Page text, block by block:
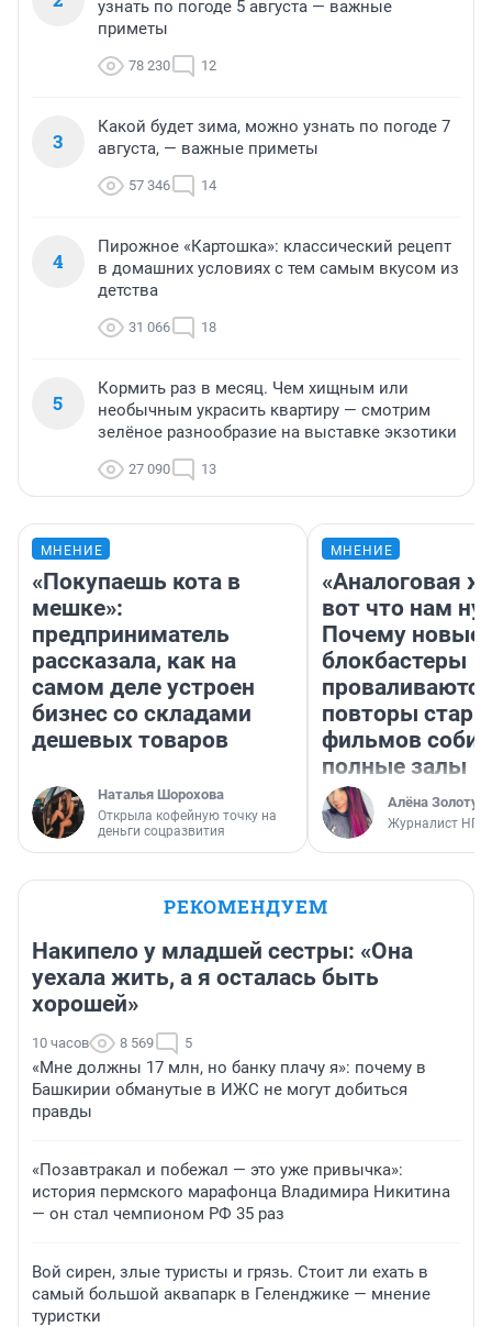
узнать по погоде 5 августа — важные
приметы
78 230 12
3
Какой будет зима, можно узнать по погоде 7
августа, — важные приметы
57 346 14
4
Пирожное «Картошка»: классический рецепт
в домашних условиях с тем самым вкусом из
детства
31 066 18
5
Кормить раз в месяц. Чем хищным или
необычным украсить квартиру — смотрим
зелёное разнообразие на выставке экзотики
27 090 13
МНЕНИЕ
«Покупаешь кота в
мешке»:
предприниматель
рассказала, как на
самом деле устроен
бизнес со складами
дешевых товаров
Наталья Шорохова
Открыла кофейную точку на
деньги соцразвития
МНЕНИЕ
«Аналоговая
вот что нам
Почему новые
блокбастеры
повторы
фильмов
полные залы
Алёна
Журналист НГС
РЕКОМЕНДУЕМ
Накипело у младшей сестры: «Она
уехала жить, а я осталась быть
хорошей»
10 часов 8 569 5
«Мне должны 17 млн, но банку плачу я»: почему в
Башкирии обманутые в ИЖС не могут добиться
правды
«Позавтракал и побежал — это уже привычка»:
история пермского марафонца Владимира Никитина
— он стал чемпионом РФ 35 раз
Вой сирен, злые туристы и грязь. Стоит ли ехать в
самый большой аквапарк в Геленджике — мнение
туристки